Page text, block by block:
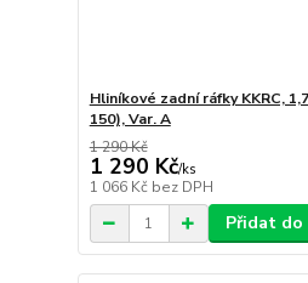
Hliníkové zadní ráfky KKRC,
150), Var. A
1 290 Kč
1 290 Kč/ks
1 066 Kč bez DPH
Přidat do